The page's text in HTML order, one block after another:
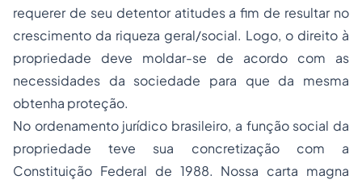
requerer de seu detentor atitudes a fim de resultar no
crescimento da riqueza geral/social. Logo, o direito à
propriedade deve moldar-se de acordo com as
necessidades da sociedade para que da mesma
obtenha proteção.
No ordenamento jurídico brasileiro, a função social da
propriedade teve sua concretização com a
Constituição Federal de 1988. Nossa carta magna